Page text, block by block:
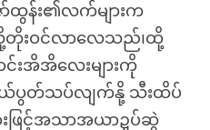
ထွန်း၏လက်များက
တိုးဝင်လာလေသည်၊ထို့
းအိအိလေးများကို
ပွတ်သပ်လျက်နို့ သီးထိပ်
ားဖြင့်အသာအယာဍှပ်ဆွဲ